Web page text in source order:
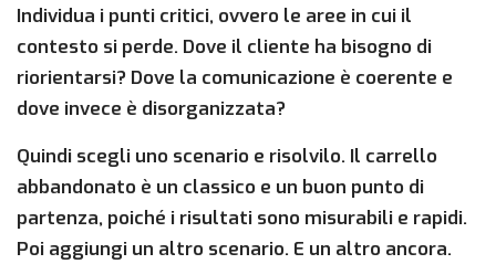
Individua i punti critici, ovvero le aree in cui il
contesto si perde. Dove il cliente ha bisogno di
riorientarsi? Dove la comunicazione è coerente e
dove invece è disorganizzata?
Quindi scegli uno scenario e risolvilo. Il carrello
abbandonato è un classico e un buon punto di
partenza, poiché i risultati sono misurabili e rapidi.
Poi aggiungi un altro scenario. E un altro ancora.